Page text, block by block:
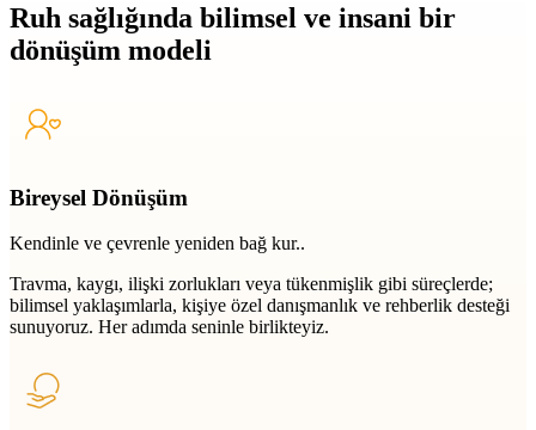
Ruh sağlığında bilimsel ve insani bir
dönüşüm modeli
Bireysel Dönüşüm
Kendinle ve çevrenle yeniden bağ kur..
Travma, kaygı, ilişki zorlukları veya tükenmişlik gibi süreçlerde;
bilimsel yaklaşımlarla, kişiye özel danışmanlık ve rehberlik desteği
sunuyoruz. Her adımda seninle birlikteyiz.